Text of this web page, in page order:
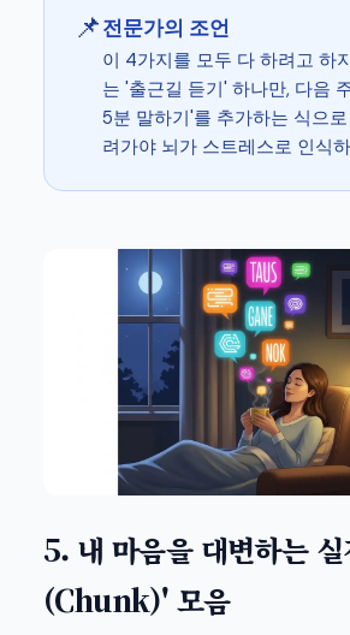
📌전문가의 조언
이 4가지를 모두 다 하려고 하
는 '출근길 듣기' 하나만, 다음
5분 말하기'를 추가하는 식으
려가야 뇌가 스트레스로 인식
5. 내 마음을 대변하는
(Chunk)' 모음